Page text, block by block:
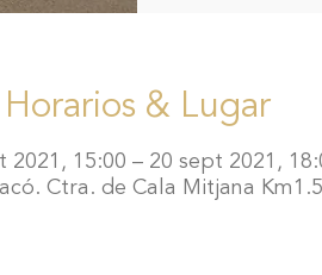
Horarios & Lugar
2021, 15:00 – 20 sept 2021,
Ctra. de Cala Mitjana